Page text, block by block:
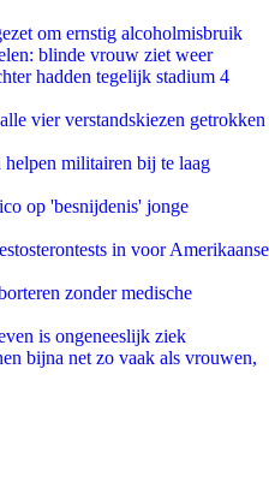
om ernstig alcoholmisbruik
blinde vrouw ziet weer
hadden tegelijk stadium 4
vier verstandskiezen getrokken
militairen bij te laag
op 'besnijdenis' jonge
in voor Amerikaanse
zonder medische
is ongeneeslijk ziek
bijna net zo vaak als vrouwen,